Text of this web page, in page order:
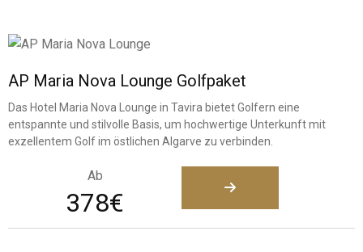
AP Maria Nova Lounge Golfpaket
Das Hotel Maria Nova Lounge in Tavira bietet Golfern eine
entspannte und stilvolle Basis, um hochwertige Unterkunft mit
exzellentem Golf im östlichen Algarve zu verbinden.
Ab
378€